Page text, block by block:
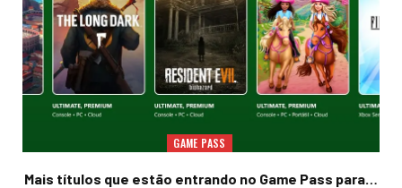
GAME PASS
Mais títulos que estão entrando no Game Pass para…